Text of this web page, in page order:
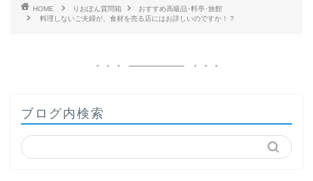
HOME りおぽん質問箱
おすすめ高級品･料亭･旅館
料理しないご夫婦が、食材を売る店にはお詳しいのですか！？
ブログ内検索